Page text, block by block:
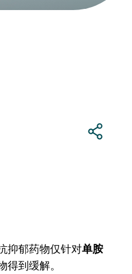
抑郁药物仅针对单胺
到缓解。